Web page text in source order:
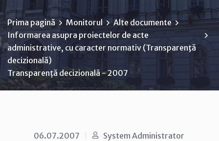
Prima pagină Monitorul
Alte documente
Informarea asupra proiectelor de acte
administrative, cu caracter normativ (Transparenţă
decizională)
Transparență decizională - 2007
06.07.2007 System Administrator